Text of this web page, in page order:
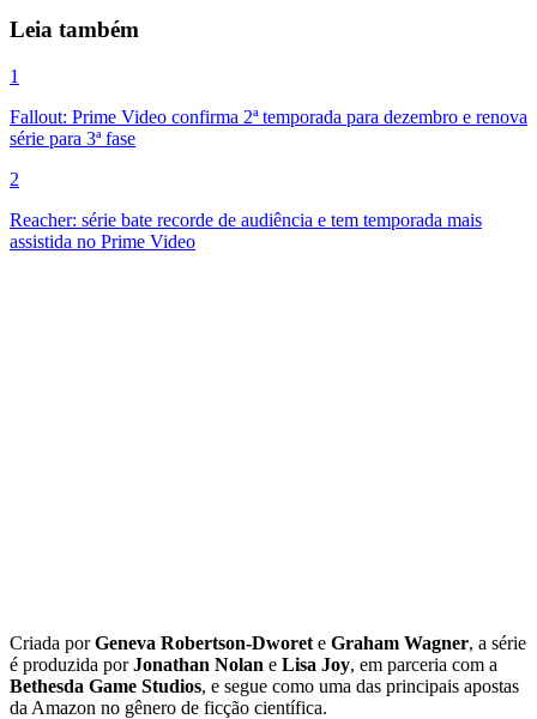
Leia também
1
Fallout: Prime Video confirma 2ª temporada para dezembro e renova
série para 3ª fase
2
Reacher: série bate recorde de audiência e tem temporada mais
assistida no Prime Video
Criada porGeneva Robertson-Dworet e Graham Wagner, a série
é produzida porJonathan Nolan e Lisa Joy, em parceria com a
Bethesda Game Studios, e segue como uma das principais apostas
da Amazon no gênero de ficção científica.